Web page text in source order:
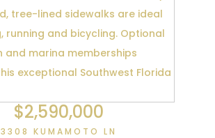
$2,590,000
3308 KUMAMOTO LN